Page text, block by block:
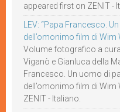
appeared first on ZENIT -
LEV: “Papa Francesco.
dell’omonimo film di Wim
Volume fotografico a
Viganò e Gianluca della
Francesco. Un uomo di
dell’omonimo film di Wim
ZENIT - Italiano.